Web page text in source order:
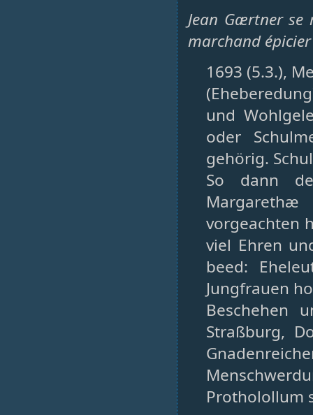
Jean Gærtner se
marchand
1693 (5.3.),
und
oder
gehörig.
So dann
vorgeachten
viel Ehren
beed:
Jungfrauen
Beschehen
Straßburg,
Protholollum